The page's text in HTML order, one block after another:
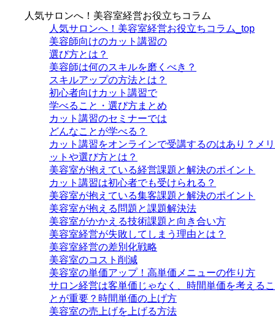
人気サロンへ！美容室経営お役立ちコラム
人気サロンへ！美容室経営お役立ちコラム_top
美容師向けのカット講習の
選び方とは？
美容師は何のスキルを磨くべき？
スキルアップの方法とは？
初心者向けカット講習で
学べること・選び方まとめ
カット講習のセミナーでは
どんなことが学べる？
カット講習をオンラインで受講するのはあり？メリ
ットや選び方とは？
美容室が抱えている経営課題と解決のポイント
カット講習は初心者でも受けられる？
美容室が抱えている集客課題と解決のポイント
美容室が抱える問題と課題解決法
美容室がかかえる技術課題と向き合い方
美容室経営が失敗してしまう理由とは？
美容室経営の差別化戦略
美容室のコスト削減
美容室の単価アップ！高単価メニューの作り方
サロン経営は客単価じゃなく、時間単価を考えるこ
とが重要？時間単価の上げ方
美容室の売上げを上げる方法